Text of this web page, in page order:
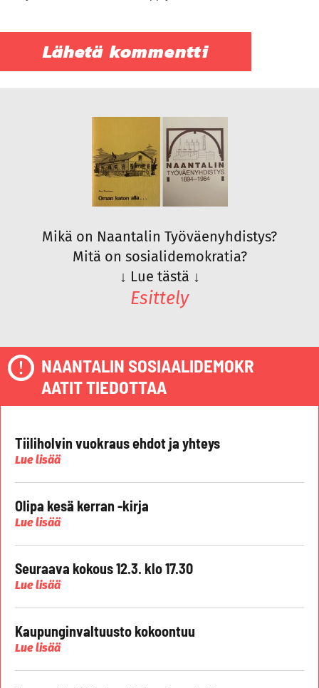
Mikä on Naantalin Työväenyhdistys?
Mitä on sosialidemokratia?
↓ Lue tästä ↓
Esittely
NAANTALIN SOSIAALIDEMOKR
AATIT TIEDOTTAA
Tiiliholvin vuokraus ehdot ja yhteys
Lue lisää
Olipa kesä kerran -kirja
Lue lisää
Seuraava kokous 12.3. klo 17.30
Lue lisää
Kaupunginvaltuusto kokoontuu
Lue lisää